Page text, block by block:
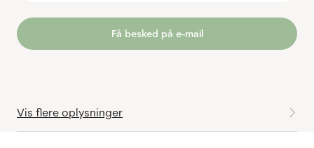
Få besked på e-mail
Vis flere oplysninger